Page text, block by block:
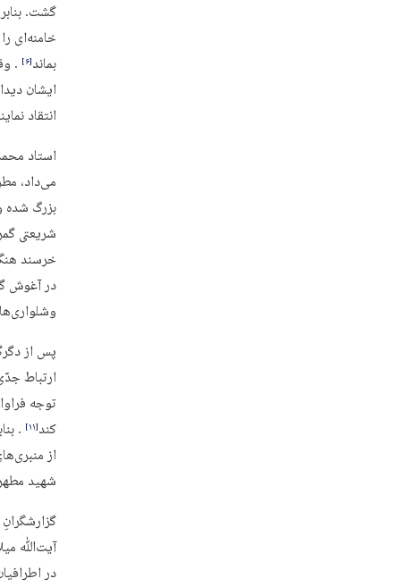
گشت.
خامنه‌ای
بماند‏[۶]‎
.
ایشان
انتقاد
استاد
می‌داد،
بزرگ شده
شریعتی
خرسند
در آغوش
وشلواری‌ها
پس از
ارتباط
توجه
کند‏[۱۱]‎
.
از
شهید
آیت‌ﷲ
در